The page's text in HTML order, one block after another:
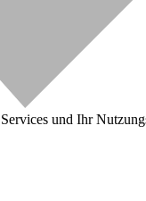
und Ihr